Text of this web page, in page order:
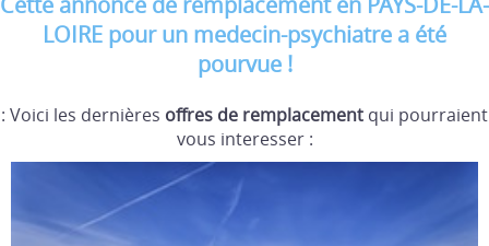
LOIRE pour un medecin-psychiatre a été
pourvue !
: Voici les dernières offres de remplacement qui pourraient
vous interesser :